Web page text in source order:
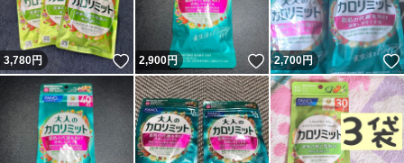
3,780円 いいね！
2,900円 いいね！
2,700円